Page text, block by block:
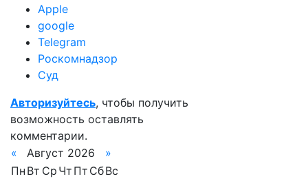
Apple
google
Telegram
Роскомнадзор
Суд
Авторизуйтесь, чтобы получить
возможность оставлять
комментарии.
«
Август 2026
»
Пн Вт Ср Чт Пт СбВс